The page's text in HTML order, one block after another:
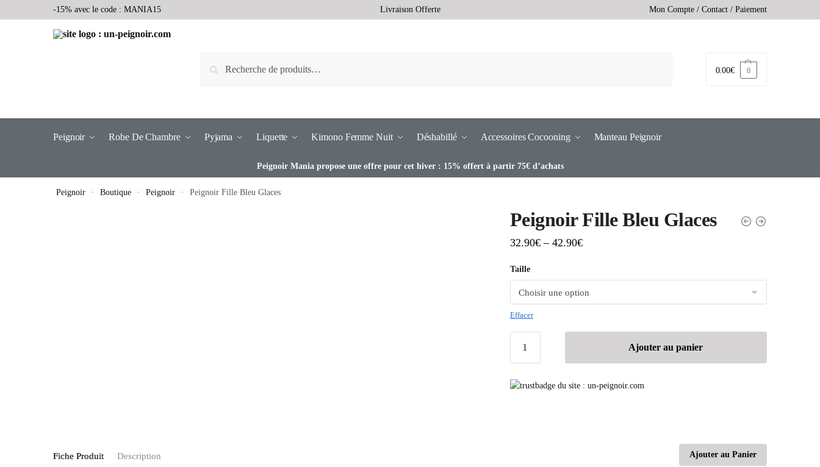
-15% avec le code : MANIA15 Livraison Offerte Mon Compte / Contact / Paiement
Recherche 0.00€ 0
Peignoir Robe De Chambre Pyjama Liquette Kimono Femme Nuit Déshabillé Accessoires Cocooning Manteau Peignoir
Peignoir Mania propose une offre pour cet hiver : 15% offert à partir 75€ d’achats
Peignoir » Boutique » Peignoir » Peignoir Fille Bleu Glaces
Peignoir Fille Bleu Glaces
32.90€– 42.90€
Taille
Effacer
Ajouter au panier
Fiche Produit Description Ajouter au Panier